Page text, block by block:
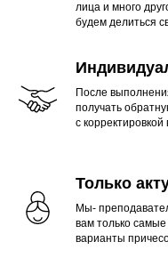
лица и много
будем делиться
После
получать
с
Только
Мы-
вам только
варианты